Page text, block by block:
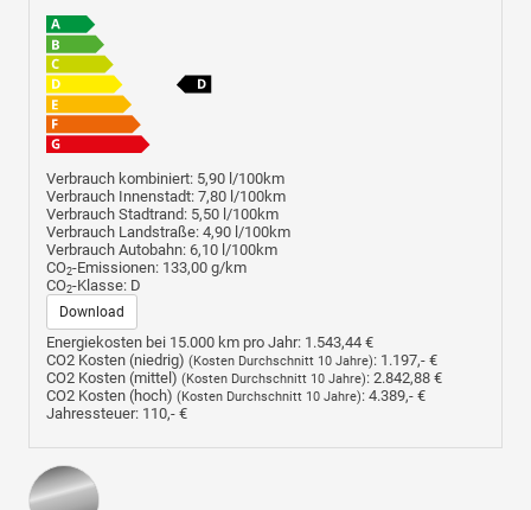
Verbrauch kombiniert: 5,90 l/100km
Verbrauch Innenstadt: 7,80 l/100km
Verbrauch Stadtrand: 5,50 l/100km
Verbrauch Landstraße: 4,90 l/100km
Verbrauch Autobahn: 6,10 l/100km
CO2-Emissionen: 133,00 g/km
CO2-Klasse: D
Download
Energiekosten bei 15.000 km pro Jahr: 1.543,44 €
CO2 Kosten (niedrig) (Kosten Durchschnitt 10 Jahre): 1.197,- €
CO2 Kosten (mittel) (Kosten Durchschnitt 10 Jahre): 2.842,88 €
CO2 Kosten (hoch) (Kosten Durchschnitt 10 Jahre): 4.389,- €
Jahressteuer: 110,- €